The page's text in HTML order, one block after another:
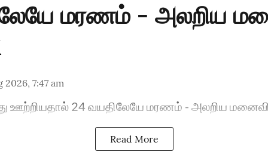
மரணம் - அலறிய
2026, 7:47 am
ஊற்றியதால் 24 வயதிலேயே மரணம் - அலறிய மனைவி
Read More